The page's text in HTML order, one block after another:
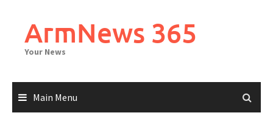
contentArmNews 365
Your News
Main Menu